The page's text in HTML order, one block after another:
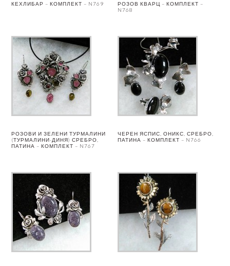
КЕХЛИБАР – КОМПЛЕКТ – N769
РОЗОВ КВАРЦ – КОМПЛЕКТ –
N768
РОЗОВИ И ЗЕЛЕНИ ТУРМАЛИНИ
(ТУРМАЛИНИ-ДИНЯ) СРЕБРО,
ПАТИНА – КОМПЛЕКТ – N767
ЧЕРЕН ЯСПИС, ОНИКС, СРЕБРО,
ПАТИНА – КОМПЛЕКТ – N766